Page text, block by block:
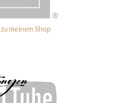
meinem Shop